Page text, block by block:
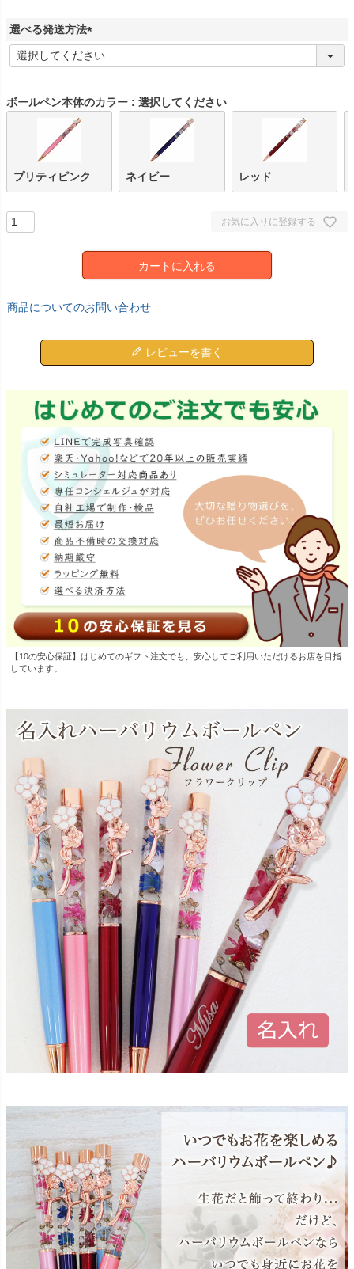
選べる発送方法
(
必
)
ボールペン本体のカラー 選択してください
プリティピンク ネイビー レッド
お気に入りに登録する
カートに入れる
商品についてのお問い合わせ
レビューを書く
【10の安心保証】はじめてのギフト注文でも、安心してご利用いただけるお店を目指
しています。